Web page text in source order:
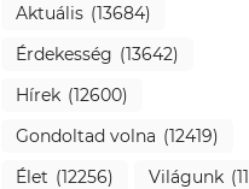
Aktuális (13684)
Érdekesség (13642)
Hírek (12600)
Gondoltad volna (12419)
Élet (12256) Világunk